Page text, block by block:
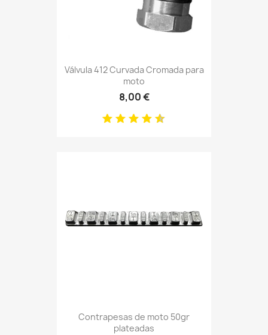
Válvula 412 Curvada Cromada para
moto
8,00 €
Contrapesas de moto 50gr
plateadas